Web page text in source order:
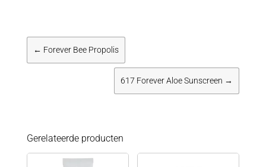
← Forever Bee Propolis
617 Forever Aloe Sunscreen →
Gerelateerde producten